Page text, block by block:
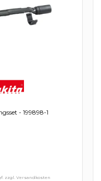
- 199898-1
zzgl. Versandkosten